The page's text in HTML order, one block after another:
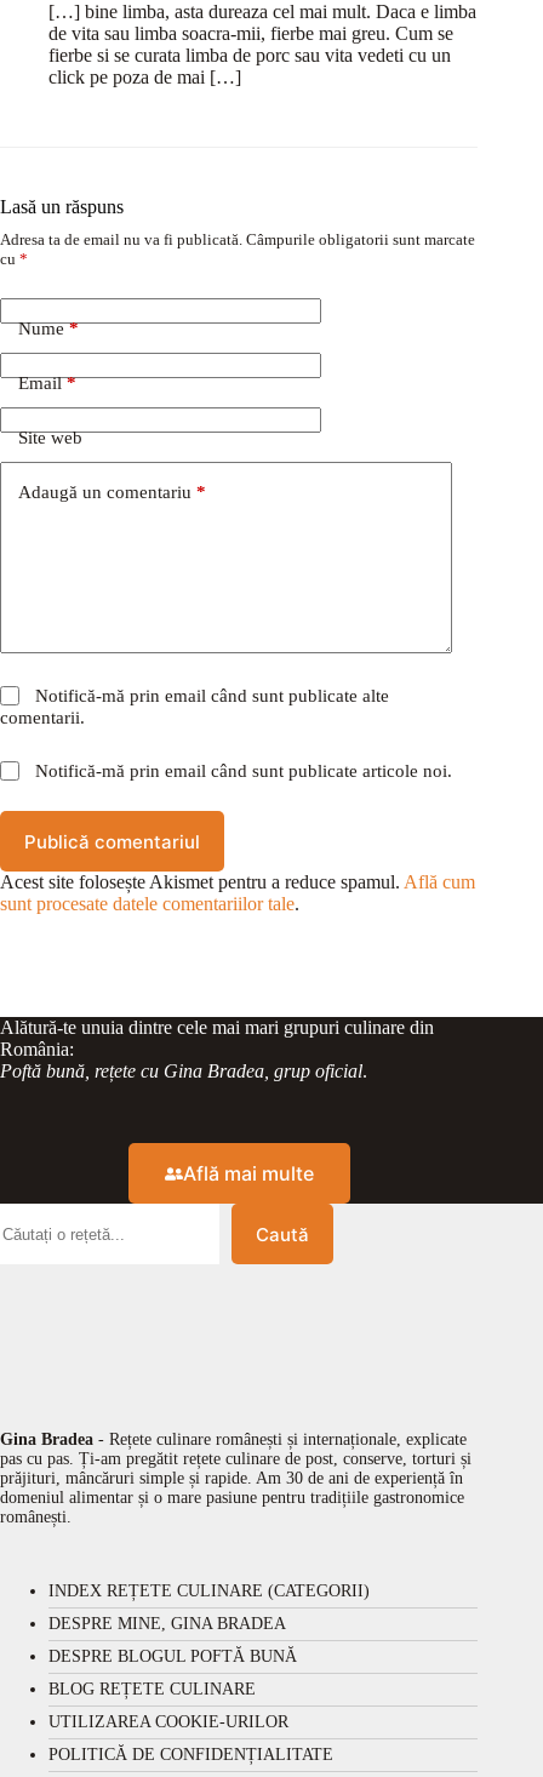
[…] bine limba, asta dureaza cel mai mult. Daca e limba
de vita sau limba soacra-mii, fierbe mai greu. Cum se
fierbe si se curata limba de porc sau vita vedeti cu un
click pe poza de mai […]
Lasă un răspuns
Adresa ta de email nu va fi publicată. Câmpurile obligatorii sunt marcate
cu *
Nume*
Email*
Site web
Adaugă un comentariu *
Notifică-mă prin email când sunt publicate alte
comentarii.
Notifică-mă prin email când sunt publicate articole noi.
Publică comentariul
Acest site folosește Akismet pentru a reduce spamul. Află cum
sunt procesate datele comentariilor tale.
Alătură-te unuia dintre cele mai mari grupuri culinare din
România:
Poftă bună, rețete cu Gina Bradea, grup oficial.
Află mai multe
Caută
Gina Bradea - Rețete culinare românești și internaționale, explicate
pas cu pas. Ți-am pregătit rețete culinare de post, conserve, torturi și
prăjituri, mâncăruri simple și rapide. Am 30 de ani de experiență în
domeniul alimentar și o mare pasiune pentru tradițiile gastronomice
românești.
INDEX REȚETE CULINARE (CATEGORII)
DESPRE MINE, GINA BRADEA
DESPRE BLOGUL POFTĂ BUNĂ
BLOG REȚETE CULINARE
UTILIZAREA COOKIE-URILOR
POLITICĂ DE CONFIDENȚIALITATE